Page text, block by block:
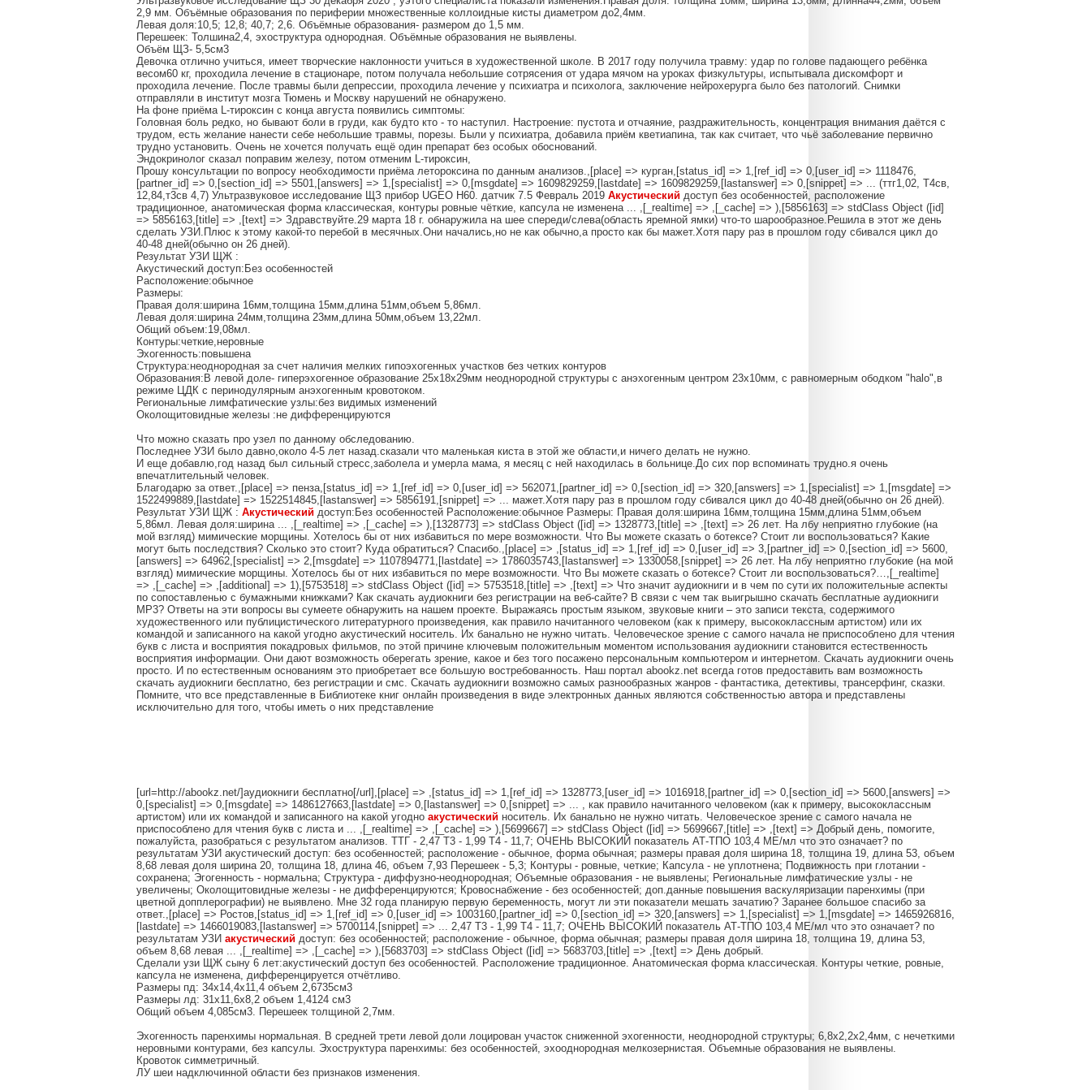
2,9 мм. Объёмные образования по периферии множественные коллоидные кисты диаметром до2,4мм.
Левая доля:10,5; 12,8; 40,7; 2,6. Объёмные образования- размером до 1,5 мм.
Перешеек: Толшина2,4, эхоструктура однородная. Объёмные образования не выявлены.
Объём ЩЗ- 5,5см3
Девочка отлично учиться, имеет творческие наклонности учиться в художественной школе. В 2017 году получила травму: удар по голове падающего ребёнка
весом60 кг, проходила лечение в стационаре, потом получала небольшие сотрясения от удара мячом на уроках физкультуры, испытывала дискомфорт и
проходила лечение. После травмы были депрессии, проходила лечение у психиатра и психолога, заключение нейрохерурга было без патологий. Снимки
отправляли в институт мозга Тюмень и Москву нарушений не обнаружено.
На фоне приёма L-тироксин с конца августа появились симптомы:
Головная боль редко, но бывают боли в груди, как будто кто - то наступил. Настроение: пустота и отчаяние, раздражительность, концентрация внимания даётся с
трудом, есть желание нанести себе небольшие травмы, порезы. Были у психиатра, добавила приём кветиапина, так как считает, что чьё заболевание первично
трудно установить. Очень не хочется получать ещё один препарат без особых обоснований.
Эндокринолог сказал поправим железу, потом отменим L-тироксин,
Прошу консультации по вопросу необходимости приёма летороксина по данным анализов.,[place] => курган,[status_id] => 1,[ref_id] => 0,[user_id] => 1118476,
[partner_id] => 0,[section_id] => 5501,[answers] => 1,[specialist] => 0,[msgdate] => 1609829259,[lastdate] => 1609829259,[lastanswer] => 0,[snippet] => ... (ттг1,02, Т4св,
12,84,т3св 4,7) Ультразвуковое исследование ЩЗ прибор UGEO H60. датчик 7.5 Февраль 2019 Акустический доступ без особенностей, расположение
традиционное, анатомическая форма классическая, контуры ровные чёткие, капсула не изменена ... ,[_realtime] => ,[_cache] => ),[5856163] => stdClass Object ([id]
=> 5856163,[title] => ,[text] => Здравствуйте.29 марта 18 г. обнаружила на шее спереди/слева(область яремной ямки) что-то шарообразное.Решила в этот же день
сделать УЗИ.Плюс к этому какой-то перебой в месячных.Они начались,но не как обычно,а просто как бы мажет.Хотя пару раз в прошлом году сбивался цикл до
40-48 дней(обычно он 26 дней).
Результат УЗИ ЩЖ :
Акустический доступ:Без особенностей
Расположение:обычное
Размеры:
Правая доля:ширина 16мм,толщина 15мм,длина 51мм,объем 5,86мл.
Левая доля:ширина 24мм,толщина 23мм,длина 50мм,объем 13,22мл.
Общий объем:19,08мл.
Контуры:четкие,неровные
Эхогенность:повышена
Структура:неоднородная за счет наличия мелких гипоэхогенных участков без четких контуров
Образования:В левой доле- гиперэхогенное образование 25х18х29мм неоднородной структуры с анэхогенным центром 23х10мм, с равномерным ободком "halo",в
режиме ЦДК с перинодулярным анэхогенным кровотоком.
Региональные лимфатические узлы:без видимых изменений
Околощитовидные железы :не дифференцируются
Что можно сказать про узел по данному обследованию.
Последнее УЗИ было давно,около 4-5 лет назад.сказали что маленькая киста в этой же области,и ничего делать не нужно.
И еще добавлю,год назад был сильный стресс,заболела и умерла мама, я месяц с ней находилась в больнице.До сих пор вспоминать трудно.я очень
впечатлительный человек.
Благодарю за ответ.,[place] => пенза,[status_id] => 1,[ref_id] => 0,[user_id] => 562071,[partner_id] => 0,[section_id] => 320,[answers] => 1,[specialist] => 1,[msgdate] =>
1522499889,[lastdate] => 1522514845,[lastanswer] => 5856191,[snippet] => ... мажет.Хотя пару раз в прошлом году сбивался цикл до 40-48 дней(обычно он 26 дней).
Результат УЗИ ЩЖ : Акустический доступ:Без особенностей Расположение:обычное Размеры: Правая доля:ширина 16мм,толщина 15мм,длина 51мм,объем
5,86мл. Левая доля:ширина ... ,[_realtime] => ,[_cache] => ),[1328773] => stdClass Object ([id] => 1328773,[title] => ,[text] => 26 лет. На лбу неприятно глубокие (на
мой взгляд) мимические морщины. Хотелось бы от них избавиться по мере возможности. Что Вы можете сказать о ботексе? Стоит ли воспользоваться? Какие
могут быть последствия? Сколько это стоит? Куда обратиться? Спасибо.,[place] => ,[status_id] => 1,[ref_id] => 0,[user_id] => 3,[partner_id] => 0,[section_id] => 5600,
[answers] => 64962,[specialist] => 2,[msgdate] => 1107894771,[lastdate] => 1786035743,[lastanswer] => 1330058,[snippet] => 26 лет. На лбу неприятно глубокие (на мой
взгляд) мимические морщины. Хотелось бы от них избавиться по мере возможности. Что Вы можете сказать о ботексе? Стоит ли воспользоваться?…,[_realtime]
=> ,[_cache] => ,[additional] => 1),[5753518] => stdClass Object ([id] => 5753518,[title] => ,[text] => Что значит аудиокниги и в чем по сути их положительные аспекты
по сопоставленью с бумажными книжками? Как скачать аудиокниги без регистрации на веб-сайте? В связи с чем так выигрышно скачать бесплатные аудиокниги
MP3? Ответы на эти вопросы вы сумеете обнаружить на нашем проекте. Выражаясь простым языком, звуковые книги – это записи текста, содержимого
художественного или публицистического литературного произведения, как правило начитанного человеком (как к примеру, высококлассным артистом) или их
командой и записанного на какой угодно акустический носитель. Их банально не нужно читать. Человеческое зрение с самого начала не приспособлено для чтения
букв с листа и восприятия покадровых фильмов, по этой причине ключевым положительным моментом использования аудиокниги становится естественность
восприятия информации. Они дают возможность оберегать зрение, какое и без того посажено персональным компьютером и интернетом. Скачать аудиокниги очень
просто. И по естественным основаниям это приобретает все большую востребованность. Наш портал abookz.net всегда готов предоставить вам возможность
скачать аудиокниги бесплатно, без регистрации и смс. Скачать аудиокниги возможно самых разнообразных жанров - фантастика, детективы, трансерфинг, сказки.
Помните, что все представленные в Библиотеке книг онлайн произведения в виде электронных данных являются собственностью автора и представлены
исключительно для того, чтобы иметь о них представление
[url=http://abookz.net/]аудиокниги бесплатно[/url],[place] => ,[status_id] => 1,[ref_id] => 1328773,[user_id] => 1016918,[partner_id] => 0,[section_id] => 5600,[answers] =>
0,[specialist] => 0,[msgdate] => 1486127663,[lastdate] => 0,[lastanswer] => 0,[snippet] => ... , как правило начитанного человеком (как к примеру, высококлассным
артистом) или их командой и записанного на какой угодно акустический носитель. Их банально не нужно читать. Человеческое зрение с самого начала не
приспособлено для чтения букв с листа и ... ,[_realtime] => ,[_cache] => ),[5699667] => stdClass Object ([id] => 5699667,[title] => ,[text] => Добрый день, помогите,
пожалуйста, разобраться с результатом анализов. ТТГ - 2,47 Т3 - 1,99 Т4 - 11,7; ОЧЕНЬ ВЫСОКИЙ показатель АТ-ТПО 103,4 МЕ/мл что это означает? по
результатам УЗИ акустический доступ: без особенностей; расположение - обычное, форма обычная; размеры правая доля ширина 18, толщина 19, длина 53, объем
8,68 левая доля ширина 20, толщина 18, длина 46, объем 7,93 Перешеек - 5,3; Контуры - ровные, четкие; Капсула - не уплотнена; Подвижность при глотании -
сохранена; Эгогенность - нормальна; Структура - диффузно-неоднородная; Объемные образования - не выявлены; Региональные лимфатические узлы - не
увеличены; Околощитовидные железы - не дифференцируются; Кровоснабжение - без особенностей; доп.данные повышения васкуляризации паренхимы (при
цветной допплерографии) не выявлено. Мне 32 года планирую первую беременность, могут ли эти показатели мешать зачатию? Заранее большое спасибо за
ответ.,[place] => Ростов,[status_id] => 1,[ref_id] => 0,[user_id] => 1003160,[partner_id] => 0,[section_id] => 320,[answers] => 1,[specialist] => 1,[msgdate] => 1465926816,
[lastdate] => 1466019083,[lastanswer] => 5700114,[snippet] => ... 2,47 Т3 - 1,99 Т4 - 11,7; ОЧЕНЬ ВЫСОКИЙ показатель АТ-ТПО 103,4 МЕ/мл что это означает? по
результатам УЗИ акустический доступ: без особенностей; расположение - обычное, форма обычная; размеры правая доля ширина 18, толщина 19, длина 53,
объем 8,68 левая ... ,[_realtime] => ,[_cache] => ),[5683703] => stdClass Object ([id] => 5683703,[title] => ,[text] => День добрый.
Сделали узи ЩЖ сыну 6 лет:акустический доступ без особенностей. Расположение традиционное. Анатомическая форма классическая. Контуры четкие, ровные,
капсула не изменена, дифференцируется отчётливо.
Размеры пд: 34х14,4х11,4 объем 2,6735см3
Размеры лд: 31х11,6х8,2 объем 1,4124 см3
Общий объем 4,085см3. Перешеек толщиной 2,7мм.
Эхогенность паренхимы нормальная. В средней трети левой доли лоцирован участок сниженной эхогенности, неоднородной структуры; 6,8х2,2х2,4мм, с нечеткими
неровными контурами, без капсулы. Эхоструктура паренхимы: без особенностей, эхооднородная мелкозернистая. Объемные образования не выявлены.
Кровоток симметричный.
ЛУ шеи надключинной области без признаков изменения.